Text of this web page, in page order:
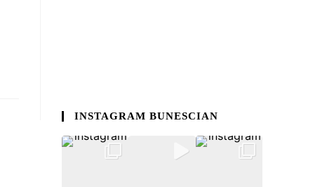
INSTAGRAM BUNESCIAN